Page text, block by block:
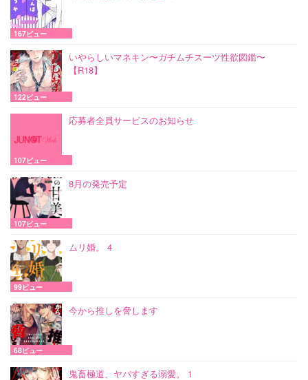
167ビュー
いやらしいマネキン〜ガチムチスーツ性欲図鑑〜
【R18】
122ビュー
応募者全員サービスのお知らせ
107ビュー
8月の発売予定
107ビュー
ムリ婚。 4
99ビュー
今から推しを脅します
68ビュー
鬼畜極道、ヤバすぎる溺愛。 1